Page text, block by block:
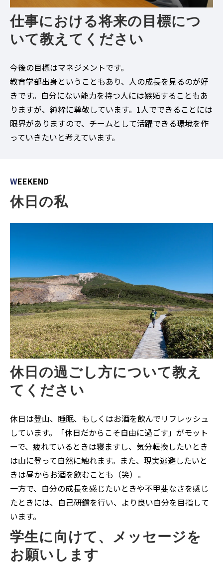
仕事における将来の目標につ
いて教えてください
今後の目標はマネジメントです。
教育学部出身ということもあり、人の成長を見るのが好
きです。自分にない能力を持つ人には嫉妬することもあ
りますが、純粋に尊敬しています。1人でできることには
限界がありますので、チームとして活躍できる環境を作
っていきたいと考えています。
WEEKEND
休日の私
休日の過ごし方について教え
てください
休日は登山、睡眠、もしくはお酒を飲んでリフレッシュ
しています。「休日だからこそ自由に過ごす」がモット
ーで、疲れているときは寝ますし、気分転換したいとき
は山に登って自然に触れます。また、現実逃避したいと
きは昼からお酒を飲むことも（笑）。
一方で、自分の成長を感じたいときや不甲斐なさを感じ
たときには、自己研鑽を行い、より良い自分を目指して
います。
学生に向けて、メッセージを
お願いします